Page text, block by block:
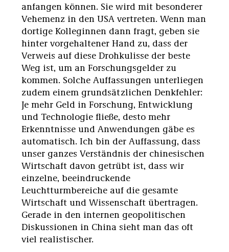
anfangen können. Sie wird mit besonderer
Vehemenz in den USA vertreten. Wenn man
dortige Kolleginnen dann fragt, geben sie
hinter vorgehaltener Hand zu, dass der
Verweis auf diese Drohkulisse der beste
Weg ist, um an Forschungsgelder zu
kommen. Solche Auffassungen unterliegen
zudem einem grundsätzlichen Denkfehler:
Je mehr Geld in Forschung, Entwicklung
und Technologie fließe, desto mehr
Erkenntnisse und Anwendungen gäbe es
automatisch. Ich bin der Auffassung, dass
unser ganzes Verständnis der chinesischen
Wirtschaft davon getrübt ist, dass wir
einzelne, beeindruckende
Leuchtturmbereiche auf die gesamte
Wirtschaft und Wissenschaft übertragen.
Gerade in den internen geopolitischen
Diskussionen in China sieht man das oft
viel realistischer.